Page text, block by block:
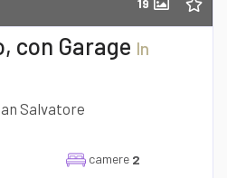
e compreso
19
con Garage In
Salvatore
camere 2